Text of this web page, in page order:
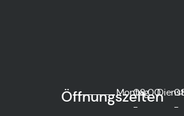
Öffnungszeiten
Montag
08:00
-
-